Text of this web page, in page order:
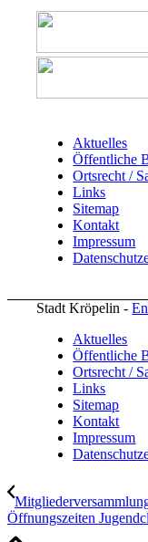
Aktuelles
Öffentliche
Ortsrecht /
Links
Sitemap
Kontakt
Impressum
Stadt Kröpelin -
Aktuelles
Öffentliche
Ortsrecht /
Links
Sitemap
Kontakt
Impressum
Öffnungszeiten